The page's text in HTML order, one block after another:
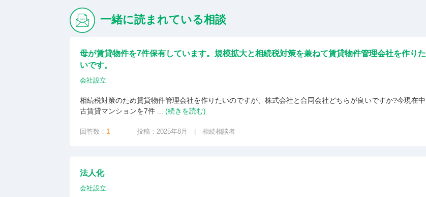
一緒に読まれている相談
母が賃貸物件を7件保有しています。規模拡大と相続税対策を兼ねて賃貸物件管理会社を作りた
いです。
会社設立
相続税対策のため賃貸物件管理会社を作りたいのですが、株式会社と合同会社どちらが良いですか?今現在中
古賃貸マンションを7件 ... (続きを読む)
回答数： 1 投稿：2025年8月 | 相続相談者
法人化
会社設立